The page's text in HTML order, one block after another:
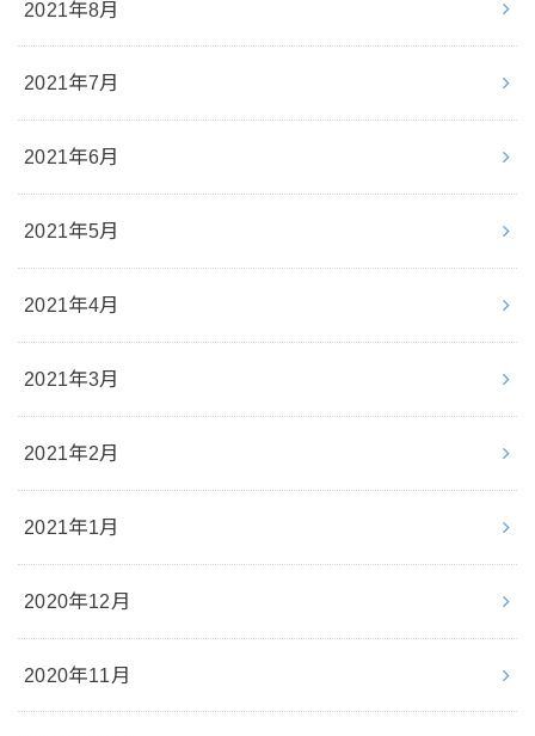
2021年8月
2021年7月
2021年6月
2021年5月
2021年4月
2021年3月
2021年2月
2021年1月
2020年12月
2020年11月